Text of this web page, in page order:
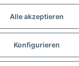
Alle akzeptieren
Konfigurieren